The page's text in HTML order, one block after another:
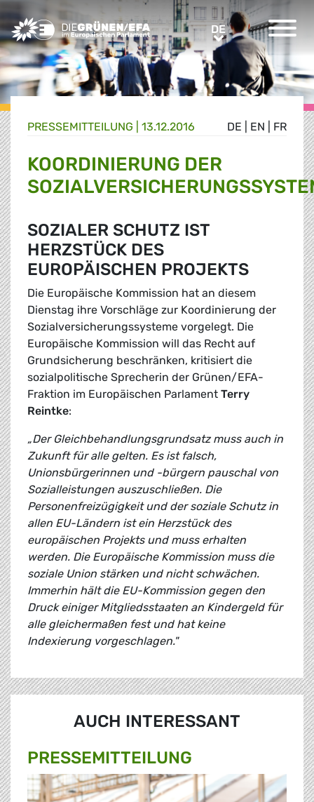
Greens/EFA Home DEDE
DE EN FR
PRESSE­MITTEILUNG 13.12.2016
KOORDINIERUNG DER
SOZIALER SCHUTZ IST
HERZSTÜCK DES
EUROPÄISCHEN PROJEKTS
Die Europäische Kommission hat an diesem
Dienstag ihre Vorschläge zur Koordinierung der
Sozialversicherungssysteme vorgelegt. Die
Europäische Kommission will das Recht auf
Grundsicherung beschränken, kritisiert die
sozialpolitische Sprecherin der Grünen/EFA-
Fraktion im Europäischen Parlament Terry
Reintke:
„Der Gleichbehandlungsgrundsatz muss auch in
Zukunft für alle gelten. Es ist falsch,
Unionsbürgerinnen und -bürgern pauschal von
Sozialleistungen auszuschließen. Die
Personenfreizügigkeit und der soziale Schutz in
allen EU-Ländern ist ein Herzstück des
europäischen Projekts und muss erhalten
werden. Die Europäische Kommission muss die
soziale Union stärken und nicht schwächen.
Immerhin hält die EU-Kommission gegen den
Druck einiger Mitgliedsstaaten an Kindergeld für
alle gleichermaßen fest und hat keine
Indexierung vorgeschlagen."
AUCH INTERESSANT
PRESSE­MITTEILUNG